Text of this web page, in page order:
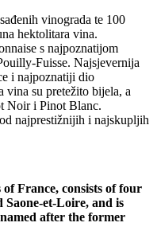
vinograda te 100
hektolitara vina.
s najpoznatijom
Fuisse. Najsjevernija
i najpoznatiji dio
vina su pretežito bijela, a
Noir i Pinot Blanc.
najprestižnijih i najskupljih
France, consists of four
Saone-et-Loire, and is
after the former